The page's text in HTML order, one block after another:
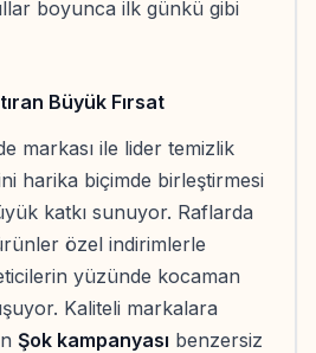
boyunca ilk günkü gibi
Büyük Fırsat
markası ile lider temizlik
harika biçimde birleştirmesi
katkı sunuyor. Raflarda
özel indirimlerle
yüzünde kocaman
Kaliteli markalara
Şok kampanyası benzersiz